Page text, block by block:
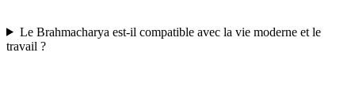
Le Brahmacharya est-il compatible avec la vie moderne et le
travail ?